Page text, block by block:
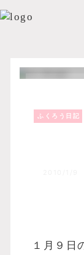
ふくろう日記
１月９日